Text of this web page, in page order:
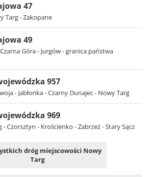
47
Targ - Zakopane
49
Góra - Jurgów - granica państwa
957
- Jabłonka - Czarny Dunajec - Nowy Targ
969
- Czorsztyn - Krościenko - Zabrzeż - Stary Sącz
dróg miejscowości Nowy
Targ